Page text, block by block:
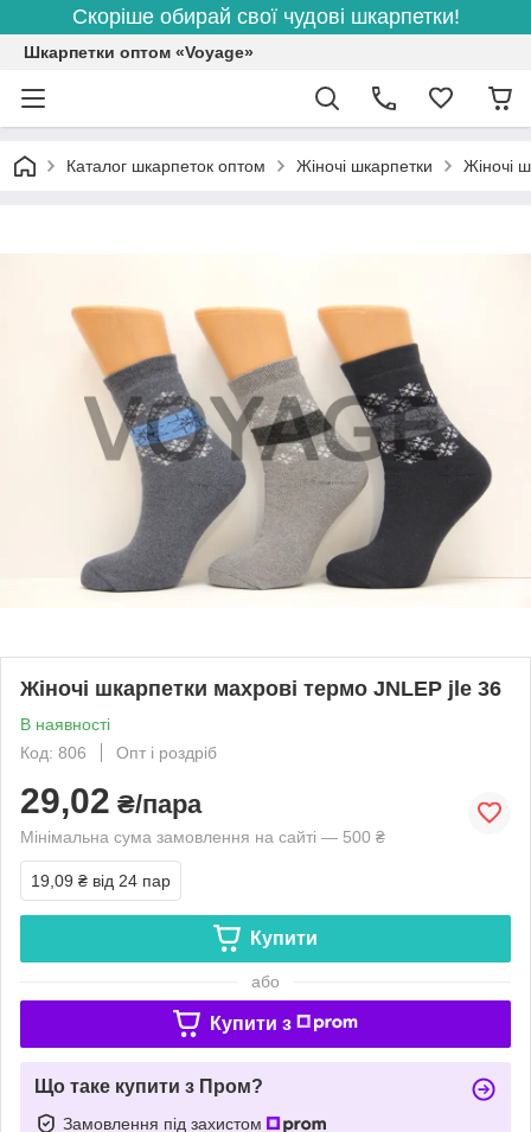
Скоріше обирай свої чудові шкарпетки!
Шкарпетки оптом «Voyage»
Каталог шкарпеток оптом Жіночі шкарпетки Жіночі
Жіночі шкарпетки махрові термо JNLEP jle 36
В наявності
Код: 806
Опт і роздріб
29,02 ₴/пара
Мінімальна сума замовлення на сайті — 500 ₴
19,09 ₴ від 24 пар
Купити
або
Купити з
Що таке купити з Пром?
Замовлення під захистом